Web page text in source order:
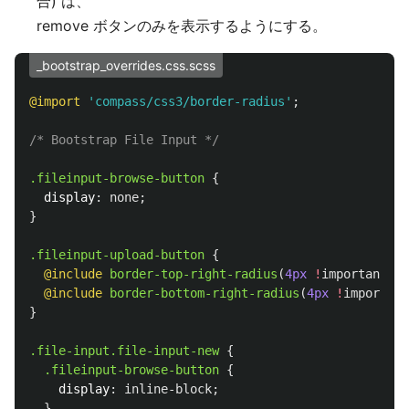
remove ボタンのみを表示するようにする。
_bootstrap_overrides.css.scss
@import 'compass/css3/border-radius' ;
/* Bootstrap File Input */
.fileinput-browse-button {
display: none;
}
.fileinput-upload-button {
@include
border-top-right-radius (4px ! important
@include
border-bottom-right-radius (4px ! important
}
.file-input.file-input-new {
.fileinput-browse-button {
display: inline-block;